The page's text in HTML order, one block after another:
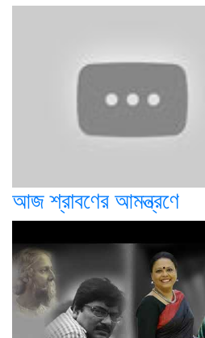
আজ শ্রাবণের আমন্ত্রণে